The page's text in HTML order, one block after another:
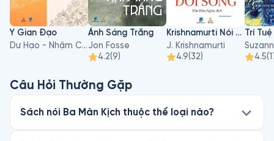
Y Gian Đạo
Dư Hạo - Nhậm Chi Đường, Trịnh Lê
Ánh Sáng Trắng
Jon Fosse
4.2(9)
Krishnamurti Nói Về Đời Sống - Tập 1
J. Krishnamurti
4.9(32)
Trí
4.5(
Câu Hỏi Thường Gặp
Sách nói Ba Màn Kịch thuộc thể loại nào?